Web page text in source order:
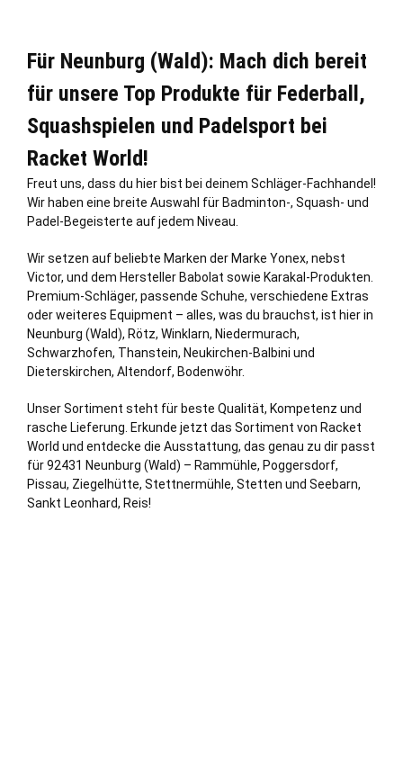
Für Neunburg (Wald): Mach dich bereit
für unsere Top Produkte für Federball,
Squashspielen und Padelsport bei
Racket World!
Freut uns, dass du hier bist bei deinem Schläger-Fachhandel!
Wir haben eine breite Auswahl für Badminton-, Squash- und
Padel-Begeisterte auf jedem Niveau.
Wir setzen auf beliebte Marken der Marke Yonex, nebst
Victor, und dem Hersteller Babolat sowie Karakal-Produkten.
Premium-Schläger, passende Schuhe, verschiedene Extras
oder weiteres Equipment – alles, was du brauchst, ist hier in
Neunburg (Wald), Rötz, Winklarn, Niedermurach,
Schwarzhofen, Thanstein, Neukirchen-Balbini und
Dieterskirchen, Altendorf, Bodenwöhr.
Unser Sortiment steht für beste Qualität, Kompetenz und
rasche Lieferung. Erkunde jetzt das Sortiment von Racket
World und entdecke die Ausstattung, das genau zu dir passt
für 92431 Neunburg (Wald) – Rammühle, Poggersdorf,
Pissau, Ziegelhütte, Stettnermühle, Stetten und Seebarn,
Sankt Leonhard, Reis!